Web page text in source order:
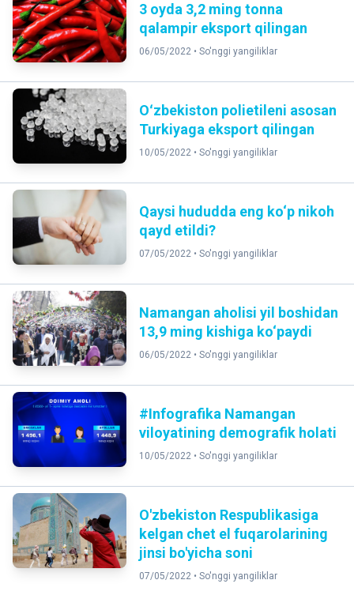
3 oyda 3,2 ming tonna
qalampir eksport qilingan
06/05/2022 • So'nggi yangiliklar
Oʻzbekiston polietileni asosan
Turkiyaga eksport qilingan
10/05/2022 • So'nggi yangiliklar
Qaysi hududda eng ko‘p nikoh
qayd etildi?
07/05/2022 • So'nggi yangiliklar
Namangan aholisi yil boshidan
13,9 ming kishiga ko‘paydi
06/05/2022 • So'nggi yangiliklar
#Infografika Namangan
viloyatining demografik holati
10/05/2022 • So'nggi yangiliklar
O'zbekiston Respublikasiga
kelgan chet el fuqarolarining
jinsi bo'yicha soni
07/05/2022 • So'nggi yangiliklar